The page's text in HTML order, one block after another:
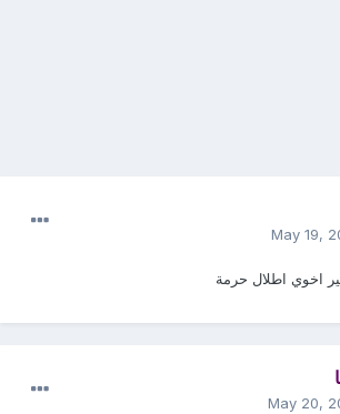
May 19,
اخوي اطلال حرمة
May 20,